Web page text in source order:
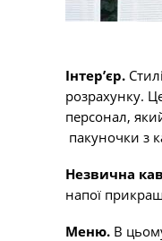
Інтер’єр.
розрахунку.
персонал,
пакуночки з
Незвична
напої
Меню. В